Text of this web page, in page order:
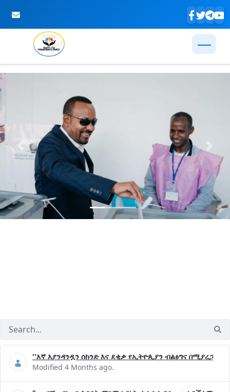
Skip to Main Content
Previous Next
''እኛ እያንዳንዷን ሰከንድ እና ደቂቃ የኢትዮጲያን ብልፅግና
Modified 4 Months ago.